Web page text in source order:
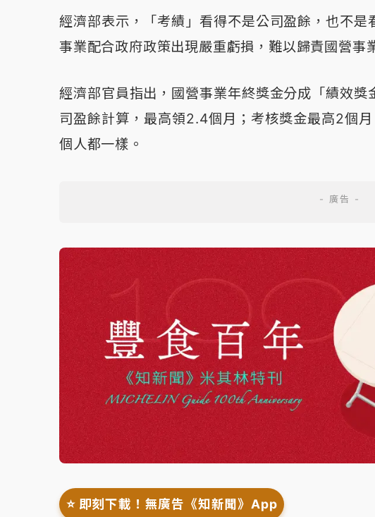
經濟部表示，「考績」看得不是公司盈餘，也不
事業配合政府政策出現嚴重虧損，難以歸責國營事
經濟部官員指出，國營事業年終獎金分成「績效
司盈餘計算，最高領2.4個月；考核獎金最高2個
個人都一樣。
⭐️ 即刻下載！無廣告《知新聞》App